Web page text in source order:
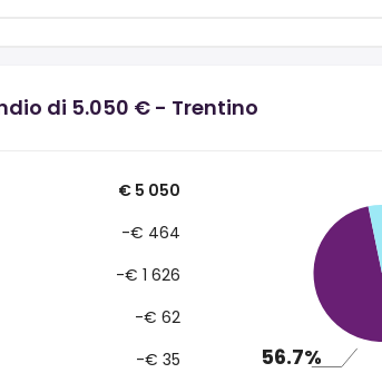
di 5.050 € - Trentino
€ 5 050
-€ 464
-€ 1 626
-€ 62
-€ 35 56.7%